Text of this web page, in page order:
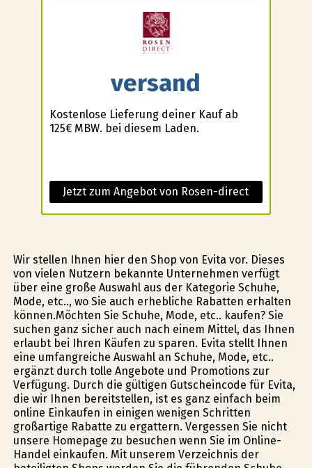
versand
Kostenlose Lieferung deiner Kauf ab
125€ MBW. bei diesem Laden.
Jetzt zum Angebot von Rosen-direct
Wir stellen Ihnen hier den Shop von Evita vor. Dieses
von vielen Nutzern bekannte Unternehmen verfügt
über eine große Auswahl aus der Kategorie Schuhe,
Mode, etc.., wo Sie auch erhebliche Rabatten erhalten
können.Möchten Sie Schuhe, Mode, etc.. kaufen? Sie
suchen ganz sicher auch nach einem Mittel, das Ihnen
erlaubt bei Ihren Käufen zu sparen. Evita stellt Ihnen
eine umfangreiche Auswahl an Schuhe, Mode, etc..
ergänzt durch tolle Angebote und Promotions zur
Verfügung. Durch die gültigen Gutscheincode für Evita,
die wir Ihnen bereitstellen, ist es ganz einfach beim
online Einkaufen in einigen wenigen Schritten
großartige Rabatte zu ergattern. Vergessen Sie nicht
unsere Homepage zu besuchen wenn Sie im Online-
Handel einkaufen. Mit unserem Verzeichnis der